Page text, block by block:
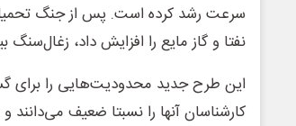
سرعت رشد کرده است. پس از جنگ
نفتا و گاز مایع را افزایش داد،
این طرح جدید محدودیت‌هایی را
کارشناسان آنها را نسبتا ضعیف